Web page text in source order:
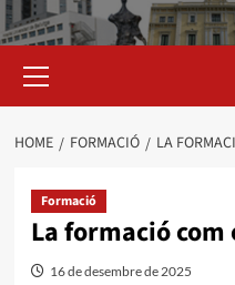
HOME FORMACIÓ LA
Formació
La formació
16 de desembre de 2025